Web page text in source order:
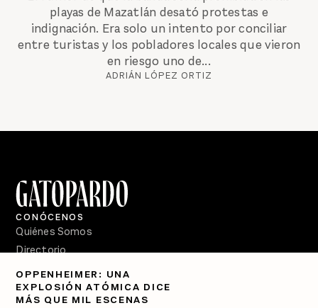
playas de Mazatlán desató protestas e
indignación. Era solo un intento por conciliar
entre turistas y los pobladores locales que vieron
en riesgo uno de...
ADRIÁN LÓPEZ ORTIZ
OPPENHEIMER: UNA
EXPLOSIÓN ATÓMICA DICE
MÁS QUE MIL ESCENAS
CONÓCENOS
Quiénes Somos
Directorio
PÓDCASTS
Semanario Gatopardo